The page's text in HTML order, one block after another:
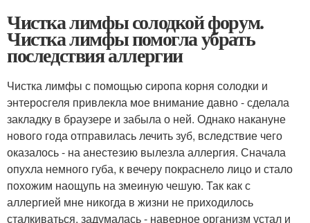
Чистка лимфы солодкой форум.
Чистка лимфы помогла убрать
последствия аллергии
Чистка лимфы с помощью сиропа корня солодки и
энтеросгеля привлекла мое внимание давно - сделала
закладку в браузере и забыла о ней. Однако накануне
нового года отправилась лечить зуб, вследствие чего
оказалось - на анестезию вылезла аллергия. Сначала
опухла немного губа, к вечеру покраснело лицо и стало
похожим наощупь на змеиную чешую. Так как с
аллергией мне никогда в жизни не приходилось
сталкиваться, задумалась - наверное организм устал и